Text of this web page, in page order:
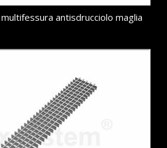
antisdrucciolo maglia